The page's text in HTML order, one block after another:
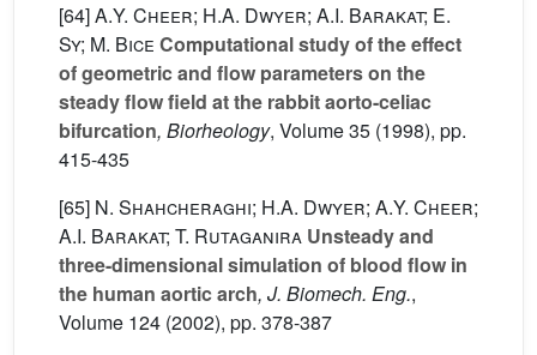
[64]A.Y. Cheer; H.A. Dwyer; A.I. Barakat; E.
Sy; M. Bice Computational study of the effect
of geometric and flow parameters on the
steady flow field at the rabbit aorto-celiac
bifurcation, Biorheology, Volume 35 (1998), pp.
415-435
[65] N. Shahcheraghi; H.A. Dwyer; A.Y. Cheer;
A.I. Barakat; T. Rutaganira Unsteady and
three-dimensional simulation of blood flow in
the human aortic arch, J. Biomech. Eng.,
Volume 124 (2002), pp. 378-387